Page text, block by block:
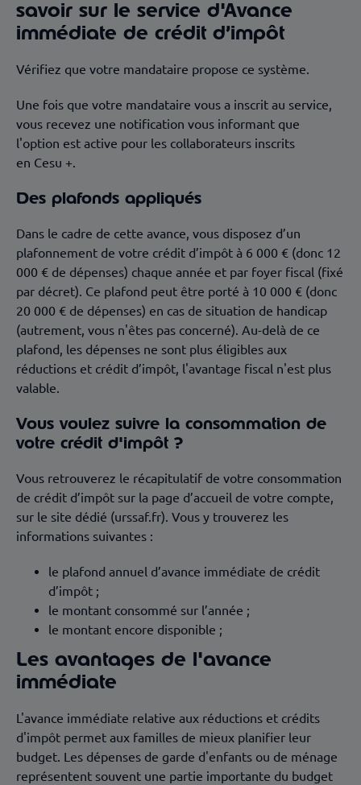
savoir sur le service d'Avance
immédiate de crédit d’impôt
Vérifiez que votre mandataire propose ce système.
Une fois que votre mandataire vous a inscrit au service,
vous recevez une notification vous informant que
l'option est active pour les collaborateurs inscrits
en Cesu +.
Des plafonds appliqués
Dans le cadre de cette avance, vous disposez d’un
plafonnement de votre crédit d’impôt à 6 000 € (donc 12
000 € de dépenses) chaque année et par foyer fiscal (fixé
par décret). Ce plafond peut être porté à 10 000 € (donc
20 000 € de dépenses) en cas de situation de handicap
(autrement, vous n'êtes pas concerné). Au-delà de ce
plafond, les dépenses ne sont plus éligibles aux
réductions et crédit d’impôt, l'avantage fiscal n'est plus
valable.
Vous voulez suivre la consommation de
votre crédit d'impôt ?
Vous retrouverez le récapitulatif de votre consommation
de crédit d’impôt sur la page d’accueil de votre compte,
sur le site dédié (urssaf.fr). Vous y trouverez les
informations suivantes :
le plafond annuel d’avance immédiate de crédit
d’impôt ;
le montant consommé sur l’année ;
le montant encore disponible ;
Les avantages de l'avance
immédiate
L'avance immédiate relative aux réductions et crédits
d'impôt permet aux familles de mieux planifier leur
budget. Les dépenses de garde d'enfants ou de ménage
représentent souvent une partie importante du budget